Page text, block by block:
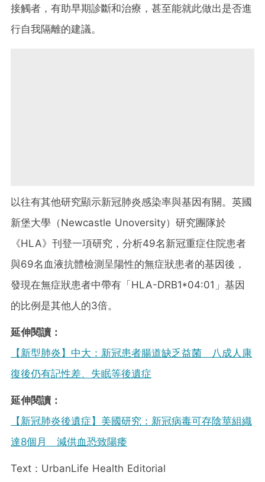
接觸者，有助早期診斷和治療，甚至能就此做出是否進
行自我隔離的建議。
以往有其他研究顯示新冠肺炎感染率與基因有關。英國
新堡大學（Newcastle Unoversity）研究團隊於
《HLA》刊登一項研究，分析49名新冠重症住院患者
與69名血液抗體檢測呈陽性的無症狀患者的基因後，
發現在無症狀患者中帶有「HLA-DRB1*04:01」基因
的比例是其他人的3倍。
延伸閱讀：
【新型肺炎】中大：新冠患者腸道缺乏益菌 八成人康
復後仍有記性差、失眠等後遺症
延伸閱讀：
【新冠肺炎後遺症】美國研究：新冠病毒可存陰莖組織
達8個月 減供血恐致陽痿
Text：UrbanLife Health Editorial